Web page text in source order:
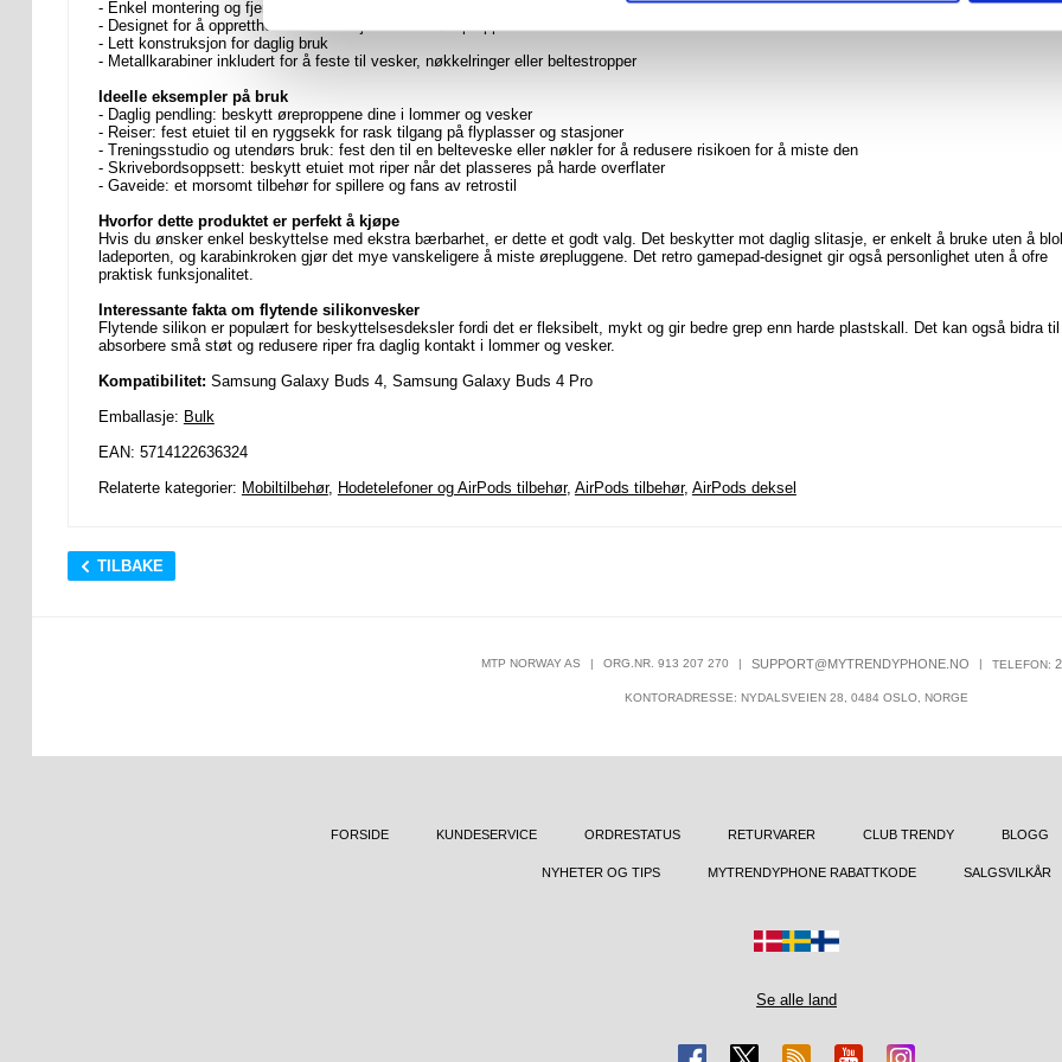
- Enkel montering og fjerning uten å blokkere tilgangen til ladeporten
- Designet for å opprettholde full funksjonalitet av øreproppvesken
- Lett konstruksjon for daglig bruk
- Metallkarabiner inkludert for å feste til vesker, nøkkelringer eller beltestropper
Ideelle eksempler på bruk
- Daglig pendling: beskytt øreproppene dine i lommer og vesker
- Reiser: fest etuiet til en ryggsekk for rask tilgang på flyplasser og stasjoner
- Treningsstudio og utendørs bruk: fest den til en belteveske eller nøkler for å redusere risikoen for å miste den
- Skrivebordsoppsett: beskytt etuiet mot riper når det plasseres på harde overflater
- Gaveide: et morsomt tilbehør for spillere og fans av retrostil
Hvorfor dette produktet er perfekt å kjøpe
Hvis du ønsker enkel beskyttelse med ekstra bærbarhet, er dette et godt valg. Det beskytter mot daglig slitasje, er enkelt å bruke uten å
ladeporten, og karabinkroken gjør det mye vanskeligere å miste ørepluggene. Det retro gamepad-designet gir også personlighet uten å ofre
praktisk funksjonalitet.
Interessante fakta om flytende silikonvesker
Flytende silikon er populært for beskyttelsesdeksler fordi det er fleksibelt, mykt og gir bedre grep enn harde plastskall. Det kan også bidra
absorbere små støt og redusere riper fra daglig kontakt i lommer og vesker.
Kompatibilitet: Samsung Galaxy Buds 4, Samsung Galaxy Buds 4 Pro
Emballasje: Bulk
EAN: 5714122636324
Relaterte kategorier: Mobiltilbehør, Hodetelefoner og AirPods tilbehør, AirPods tilbehør, AirPods deksel
TILBAKE
MTP NORWAY AS | ORG.NR. 913 207 270 | SUPPORT@MYTRENDYPHONE.NO | TELEFON:
KONTORADRESSE: NYDALSVEIEN 28, 0484 OSLO, NORGE
FORSIDE KUNDESERVICE ORDRESTATUS RETURVARER CLUB TRENDY BLOGG
NYHETER OG TIPS MYTRENDYPHONE RABATTKODE SALGSVILKÅR
Se alle land